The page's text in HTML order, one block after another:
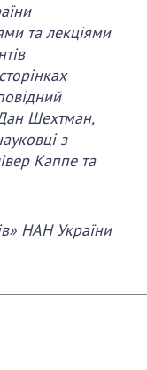
та лекціями
Шехтман,
з
Каппе та
НАН України